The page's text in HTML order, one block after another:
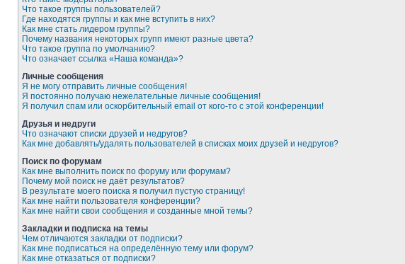
Что такое группы пользователей?
Где находятся группы и как мне вступить в них?
Как мне стать лидером группы?
Почему названия некоторых групп имеют разные цвета?
Что такое группа по умолчанию?
Что означает ссылка «Наша команда»?
Личные сообщения
Я не могу отправить личные сообщения!
Я постоянно получаю нежелательные личные сообщения!
Я получил спам или оскорбительный email от кого-то с этой конференции!
Друзья и недруги
Что означают списки друзей и недругов?
Как мне добавлять/удалять пользователей в списках моих друзей и недругов?
Поиск по форумам
Как мне выполнить поиск по форуму или форумам?
Почему мой поиск не даёт результатов?
В результате моего поиска я получил пустую страницу!
Как мне найти пользователя конференции?
Как мне найти свои сообщения и созданные мной темы?
Закладки и подписка на темы
Чем отличаются закладки от подписки?
Как мне подписаться на определённую тему или форум?
Как мне отказаться от подписки?